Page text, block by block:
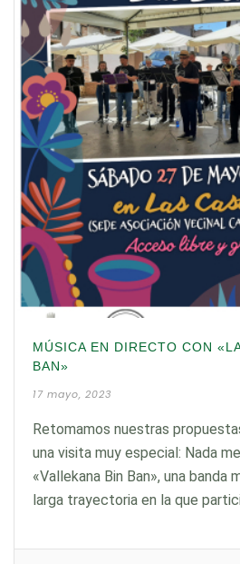
MÚSICA EN DIRECTO CON
BAN»
17 mayo, 2023
Retomamos nuestras
una visita muy especial: Nada
«Vallekana Bin Ban», una banda
larga trayectoria en la que